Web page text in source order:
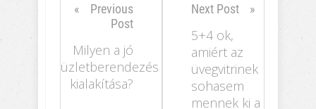
Previous
Post
Milyen a jó
üzletberendezés
kialakítása?
Next Post
5+4 ok,
amiért az
üvegvitrinek
sohasem
mennek ki a